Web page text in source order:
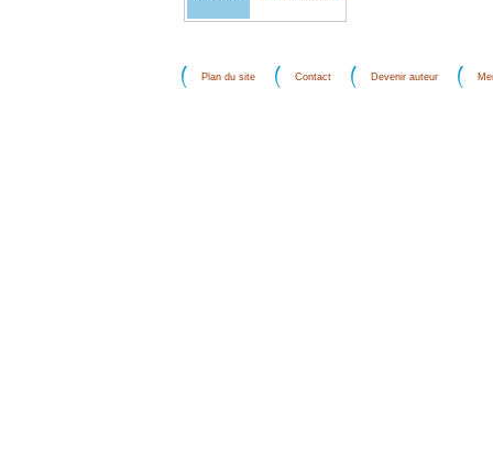
Plan du site Contact Devenir auteur